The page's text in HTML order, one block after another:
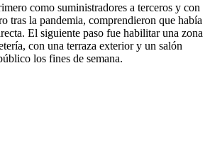
como suministradores a terceros y con
tras la pandemia, comprendieron que había
El siguiente paso fue habilitar una zona
con una terraza exterior y un salón
los fines de semana.